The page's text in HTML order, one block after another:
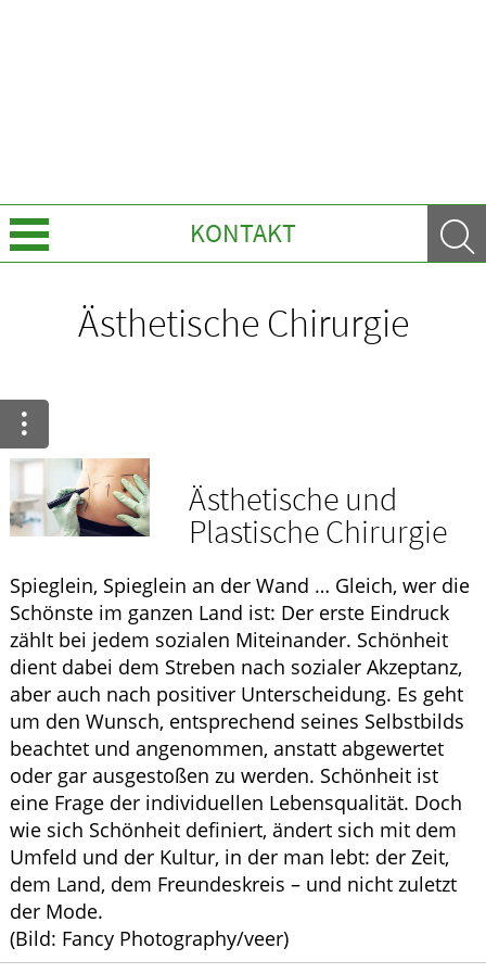
KONTAKT
Krankheiten & Therapie
HOMÖOPATHIE
ELTERN UND KIND
Ästhetische Chirurgie
Ästhetische und
Plastische Chirurgie
Spieglein, Spieglein an der Wand … Gleich, wer die
Schönste im ganzen Land ist: Der erste Eindruck
zählt bei jedem sozialen Miteinander. Schönheit
dient dabei dem Streben nach sozialer Akzeptanz,
aber auch nach positiver Unterscheidung. Es geht
um den Wunsch, entsprechend seines Selbstbilds
beachtet und angenommen, anstatt abgewertet
oder gar ausgestoßen zu werden. Schönheit ist
eine Frage der individuellen Lebensqualität. Doch
wie sich Schönheit definiert, ändert sich mit dem
Umfeld und der Kultur, in der man lebt: der Zeit,
dem Land, dem Freundeskreis – und nicht zuletzt
der Mode.
(Bild: Fancy Photography/veer)